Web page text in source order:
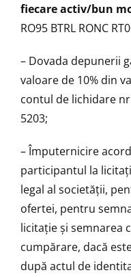
fiecare activ/bun
RO95 BTRL RONC
– Dovada depunerii
valoare de 10% din
contul de lichidare nr.
5203;
– Împuternicire
participantul la
legal al societăţii,
ofertei, pentru
licitaţie şi semnarea
cumpărare, dacă
după actul de